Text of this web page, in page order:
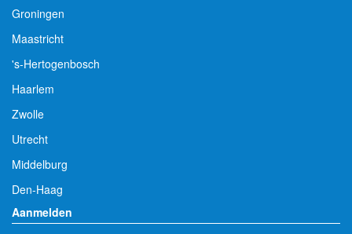
Groningen
Maastricht
's-Hertogenbosch
Haarlem
Zwolle
Utrecht
Middelburg
Den-Haag
Aanmelden